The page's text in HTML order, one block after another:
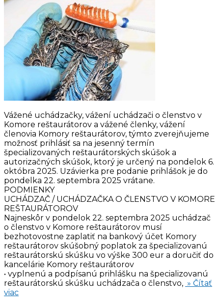
Vážené uchádzačky, vážení uchádzači o členstvo v
Komore reštaurátorov a vážené členky, vážení
členovia Komory reštaurátorov, týmto zverejňujeme
možnosť prihlásiť sa na jesenný termín
špecializovaných reštaurátorských skúšok a
autorizačných skúšok, ktorý je určený na pondelok 6.
októbra 2025. Uzávierka pre podanie prihlášok je do
pondelka 22. septembra 2025 vrátane.
PODMIENKY
UCHÁDZAČ / UCHÁDZAČKA O ČLENSTVO V KOMORE
REŠTAURÁTOROV
Najneskôr v pondelok 22. septembra 2025 uchádzač
o členstvo v Komore reštaurátorov musí
bezhotovostne zaplatiť na bankový účet Komory
reštaurátorov skúšobný poplatok za špecializovanú
reštaurátorskú skúšku vo výške 300 eur a doručiť do
kancelárie Komory reštaurátorov
• vyplnenú a podpísanú prihlášku na špecializovanú
reštaurátorskú skúšku uchádzača o členstvo, » Čítať
viac